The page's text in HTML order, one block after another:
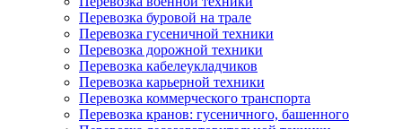
Перевозка буровой на трале
Перевозка гусеничной техники
Перевозка дорожной техники
Перевозка кабелеукладчиков
Перевозка карьерной техники
Перевозка коммерческого транспорта
Перевозка кранов: гусеничного, башенного